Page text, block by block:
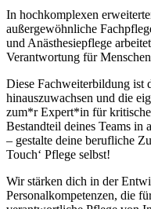
In hochkomplexen
außergewöhnliche
und Anästhesiepflege
Verantwortung für
Diese Fachweiterbildung ist
hinauszuwachsen und die
zum*r Expert*in für
Bestandteil deines Teams in
– gestalte deine berufliche
Touch‘ Pflege selbst!
Wir stärken dich in der
Personalkompetenzen, die